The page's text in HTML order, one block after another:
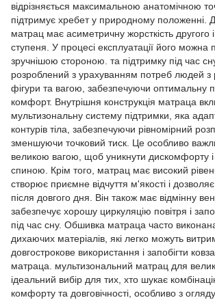
відрізняється максимальною анатомічною
підтримує хребет у природному положенні.
матрац має асиметричну жорсткість другого
ступеня. У процесі експлуатації його можна
зручнішою стороною. та підтримку під час
розроблений з урахуванням потреб людей з
фігури та вагою, забезпечуючи оптимальну
комфорт. Внутрішня конструкція матраца
мультизональну систему підтримки, яка
контурів тіла, забезпечуючи рівномірний
зменшуючи точковий тиск. Це особливо
великою вагою, щоб уникнути дискомфорту і
спиною. Крім того, матрац має високий
створює приємне відчуття м'якості і
після довгого дня. Він також має відмінну
забезпечує хорошу циркуляцію повітря і
під час сну. Обшивка матраца часто
дихаючих матеріалів, які легко можуть
довгострокове використання і запобігти
матраца. мультизональний матрац для
ідеальний вибір для тих, хто шукає
комфорту та довговічності, особливо з